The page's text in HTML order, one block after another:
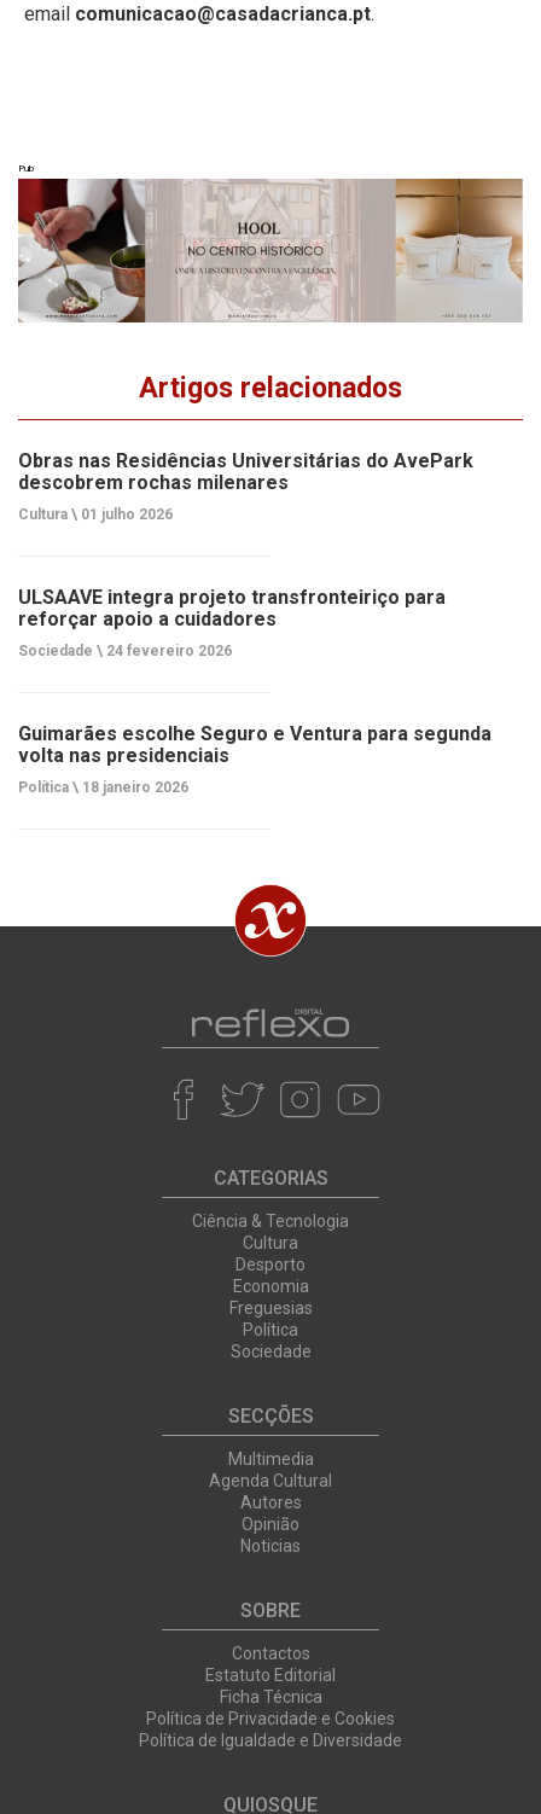
email comunicacao@casadacrianca.pt.
Pub
Artigos relacionados
Obras nas Residências Universitárias do AvePark
descobrem rochas milenares
Cultura \ 01 julho 2026
ULSAAVE integra projeto transfronteiriço para
reforçar apoio a cuidadores
Sociedade \ 24 fevereiro 2026
Guimarães escolhe Seguro e Ventura para segunda
volta nas presidenciais
Política \ 18 janeiro 2026
CATEGORIAS
Ciência & Tecnologia
Cultura
Desporto
Economia
Freguesias
Política
Sociedade
SECÇÕES
Multimedia
Agenda Cultural
Autores
Opinião
Noticias
SOBRE
Contactos
Estatuto Editorial
Ficha Técnica
Política de Privacidade e Cookies
Política de Igualdade e Diversidade
QUIOSQUE